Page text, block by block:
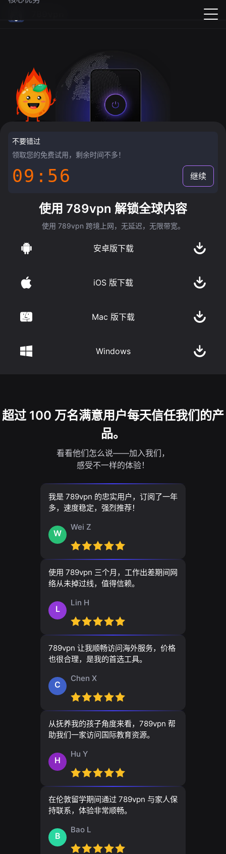
不要错过
领取您的免费试用，剩余时间不多！
09:55 继续
使用 789vpn 解锁全球内容
使用 789vpn 跨境上网，无延迟，无限带宽。
安卓版下载
iOS 版下载
Mac 版下载
Windows
超过 100 万名满意用户每天信任我们的产
品。
看看他们怎么说——加入我们，
感受不一样的体验！
我是 789vpn 的忠实用户，订阅了一年
多，速度稳定，强烈推荐！
W
Wei Z
使用 789vpn 三个月，工作出差期间网
络从未掉过线，值得信赖。
L
Lin H
789vpn 让我顺畅访问海外服务，价格
也很合理，是我的首选工具。
C
Chen X
从抚养我的孩子角度来看，789vpn 帮
助我们一家访问国际教育资源。
H
Hu Y
在伦敦留学期间通过 789vpn 与家人保
持联系，体验非常顺畅。
B
Bao L